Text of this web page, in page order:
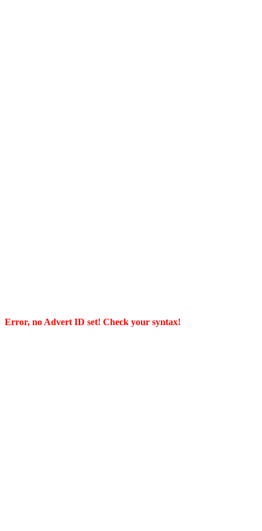
Error, no Advert ID set! Check your syntax!